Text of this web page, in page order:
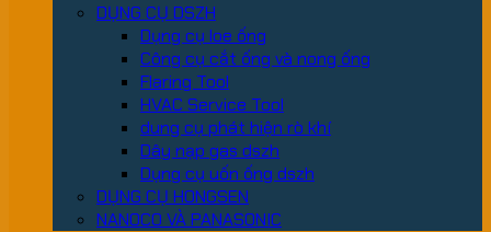
DỤNG CỤ DSZH
Dụng cụ loe ống
Công cụ cắt ống và nong ống
Flaring Tool
HVAC Service Tool
dung cụ phát hiện rò khí
Dây nạp gas dszh
Dụng cụ uốn ống dszh
DỤNG CỤ HONGSEN
NANOCO VÀ PANASONIC